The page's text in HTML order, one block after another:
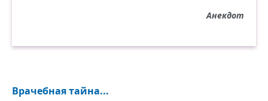
Анекдот
Врачебная тайна...